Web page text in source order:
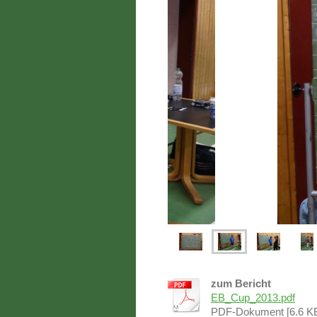
zum Bericht
EB_Cup_2013.pdf
PDF-Dokument [6.6